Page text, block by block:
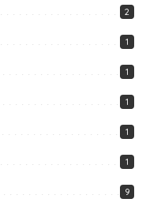
2
1
1
1
1
1
9